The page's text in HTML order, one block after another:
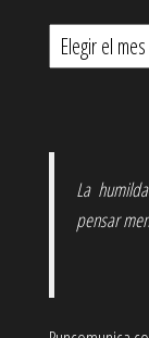
Hemeroteca
La
pensar